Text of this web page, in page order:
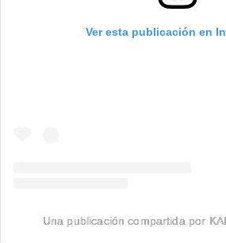
Ver esta publicación en
Una publicación compartida por